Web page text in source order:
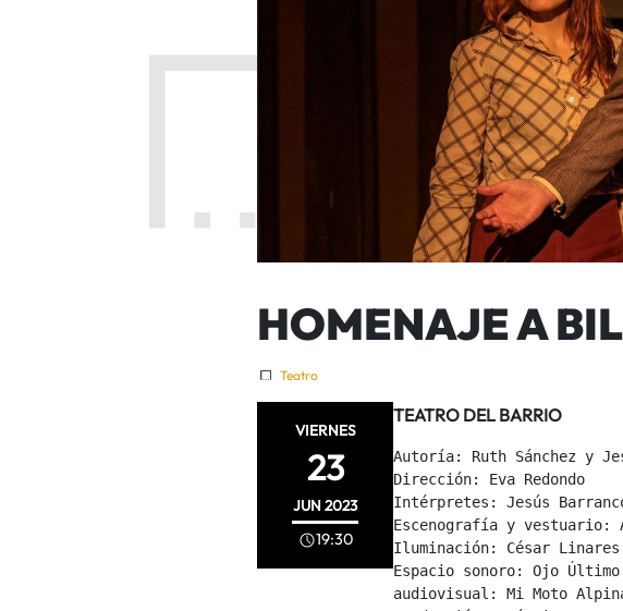
HOMENAJE A
Teatro
VIERNES
23
JUN2023
19:30
TEATRO DEL BARRIO
Autoría: Ruth Sánchez y
Dirección: Eva Redondo
Intérpretes: Jesús
Escenografía y vestuario:
Iluminación: César Linares
Espacio sonoro: Ojo Último
audiovisual: Mi Moto